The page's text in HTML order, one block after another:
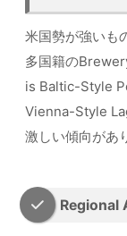
米国勢が強いも
多国籍の
is Baltic-Style
Vienna-Style
激しい傾向があ
Regional